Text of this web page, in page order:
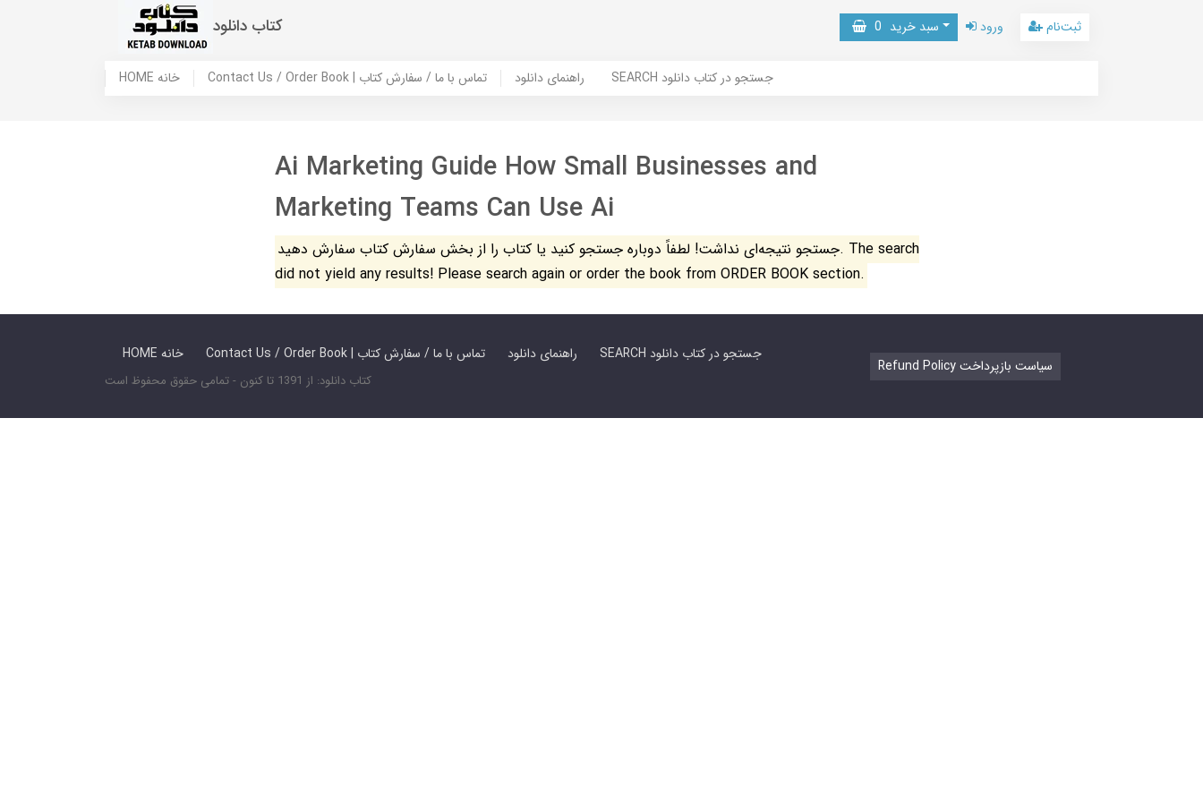
کتاب دانلود سبد خرید 0 ورود ثبت‌نام
HOME خانه Contact Us / Order Book | تماس با ما / سفارش کتاب راهنمای دانلود SEARCH جستجو در کتاب دانلود
Ai Marketing Guide How Small Businesses and
Marketing Teams Can Use Ai
جستجو نتیجه‌ای نداشت! لطفاً دوباره جستجو کنید یا کتاب را از بخش سفارش کتاب سفارش دهید. The search
did not yield any results! Please search again or order the book from ORDER BOOK section.
HOME خانه Contact Us / Order Book | تماس با ما / سفارش کتاب راهنمای دانلود SEARCH جستجو در کتاب دانلود
کتاب دانلود: از 1391 تا کنون - تمامی حقوق محفوظ است
Refund Policy سیاست بازپرداخت